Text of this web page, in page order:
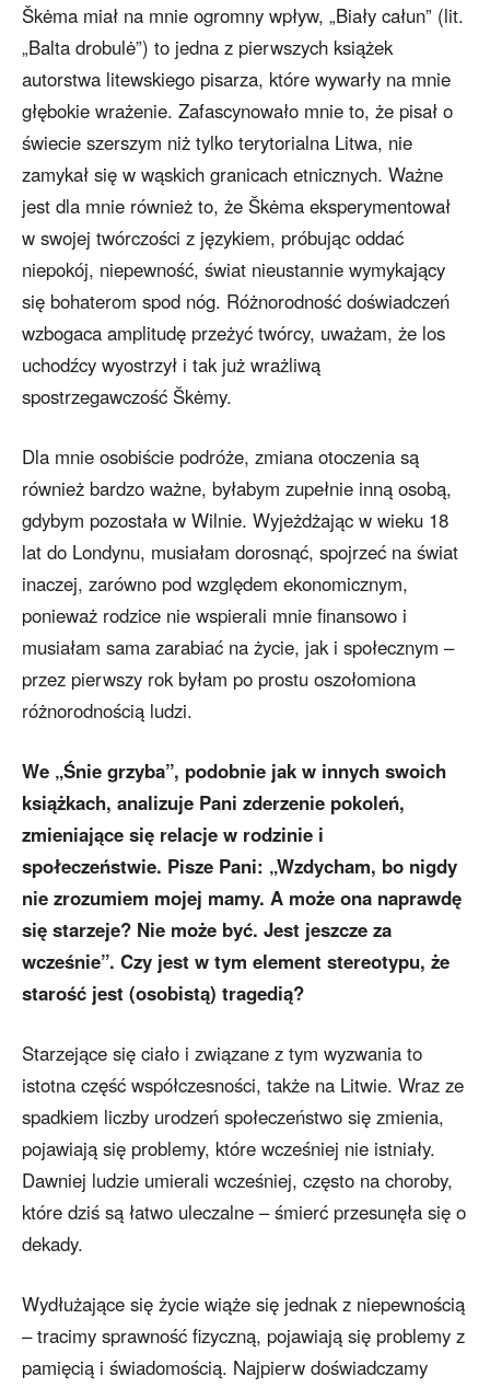
Škėma miał na mnie ogromny wpływ, „Biały całun” (lit.
„Balta drobulė”) to jedna z pierwszych książek
autorstwa litewskiego pisarza, które wywarły na mnie
głębokie wrażenie. Zafascynowało mnie to, że pisał o
świecie szerszym niż tylko terytorialna Litwa, nie
zamykał się w wąskich granicach etnicznych. Ważne
jest dla mnie również to, że Škėma eksperymentował
w swojej twórczości z językiem, próbując oddać
niepokój, niepewność, świat nieustannie wymykający
się bohaterom spod nóg. Różnorodność doświadczeń
wzbogaca amplitudę przeżyć twórcy, uważam, że los
uchodźcy wyostrzył i tak już wrażliwą
spostrzegawczość Škėmy.
Dla mnie osobiście podróże, zmiana otoczenia są
również bardzo ważne, byłabym zupełnie inną osobą,
gdybym pozostała w Wilnie. Wyjeżdżając w wieku 18
lat do Londynu, musiałam dorosnąć, spojrzeć na świat
inaczej, zarówno pod względem ekonomicznym,
ponieważ rodzice nie wspierali mnie finansowo i
musiałam sama zarabiać na życie, jak i społecznym –
przez pierwszy rok byłam po prostu oszołomiona
różnorodnością ludzi.
We „Śnie grzyba”, podobnie jak w innych swoich
książkach, analizuje Pani zderzenie pokoleń,
zmieniające się relacje w rodzinie i
społeczeństwie. Pisze Pani: „Wzdycham, bo nigdy
nie zrozumiem mojej mamy. A może ona naprawdę
się starzeje? Nie może być. Jest jeszcze za
wcześnie”. Czy jest w tym element stereotypu, że
starość jest (osobistą) tragedią?
Starzejące się ciało i związane z tym wyzwania to
istotna część współczesności, także na Litwie. Wraz ze
spadkiem liczby urodzeń społeczeństwo się zmienia,
pojawiają się problemy, które wcześniej nie istniały.
Dawniej ludzie umierali wcześniej, często na choroby,
które dziś są łatwo uleczalne – śmierć przesunęła się o
dekady.
Wydłużające się życie wiąże się jednak z niepewnością
– tracimy sprawność fizyczną, pojawiają się problemy z
pamięcią i świadomością. Najpierw doświadczamy